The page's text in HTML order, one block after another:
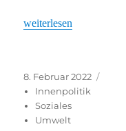
weiterlesen
Veröffentlicht
am
8. Februar 2022
Innenpolitik
Soziales
Umwelt